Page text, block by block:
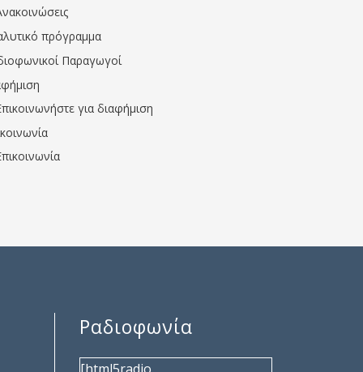
πρόγραμμα
Παραγωγοί
για διαφήμιση
Ραδιοφωνία